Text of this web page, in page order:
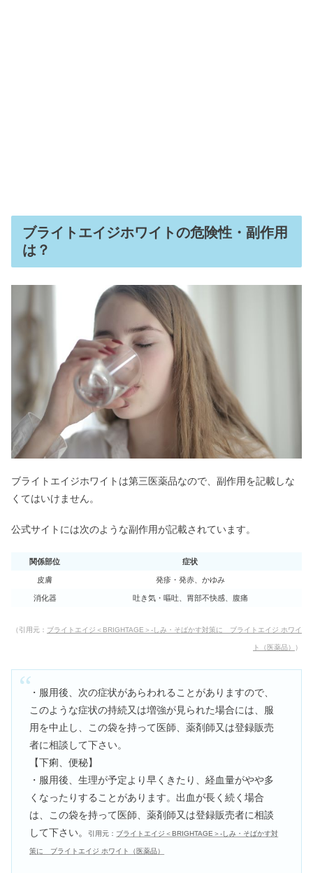
ブライトエイジホワイトの危険性・副作用
は？
ブライトエイジホワイトは第三医薬品なので、副作用を記載しな
くてはいけません。
公式サイトには次のような副作用が記載されています。
関係部位 症状
皮膚 発疹・発赤、かゆみ
消化器 吐き気・嘔吐、胃部不快感、腹痛
（引用元： ブライトエイジ＜BRIGHTAGE＞- しみ・そばかす対策に ブライトエイジ ホワイ
ト（医薬品） ）
・服用後、次の症状があらわれることがありますので、
このような症状の持続又は増強が見られた場合には、服
用を中止し、この袋を持って医師、薬剤師又は登録販売
者に相談して下さい。
【下痢、便秘】
・服用後、生理が予定より早くきたり、経血量がやや多
くなったりすることがあります。出血が長く続く場合
は、この袋を持って医師、薬剤師又は登録販売者に相談
して下さい。
引用元： ブライトエイジ＜BRIGHTAGE＞-しみ・そばかす対
策に ブライトエイジ ホワイト（医薬品）